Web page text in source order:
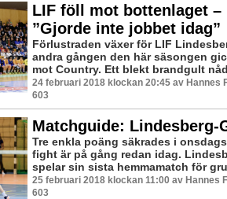
LIF föll mot bottenlaget –
”Gjorde inte jobbet idag”
Förlustraden växer för LIF
andra gången den här säsongen
mot Country. Ett blekt brandgult
24 februari 2018 klockan 20:45 av Hannes
603
Matchguide: Lindesberg-
Tre enkla poäng säkrades i
fight är på gång redan idag.
spelar sin sista hemmamatch för
25 februari 2018 klockan 11:00 av Hannes
603